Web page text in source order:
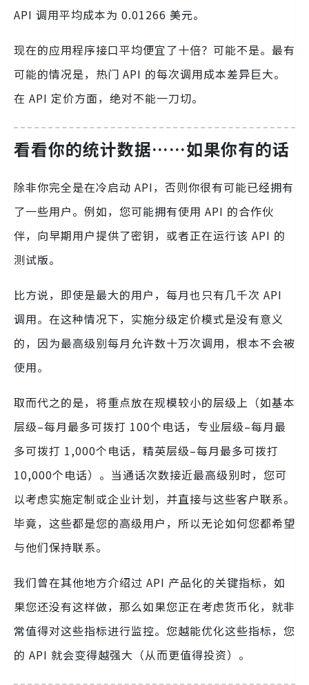
API 调用平均成本为 0.01266 美元。
现在的应用程序接口平均便宜了十倍？可能不是。最有
可能的情况是，热门 API 的每次调用成本差异巨大。
在 API 定价方面，绝对不能一刀切。
看看你的统计数据……如果你有的话
除非你完全是在冷启动 API，否则你很有可能已经拥有
了一些用户。例如，您可能拥有使用 API 的合作伙
伴，向早期用户提供了密钥，或者正在运行该 API 的
测试版。
比方说，即使是最大的用户，每月也只有几千次 API
调用。在这种情况下，实施分级定价模式是没有意义
的，因为最高级别每月允许数十万次调用，根本不会被
使用。
取而代之的是，将重点放在规模较小的层级上（如基本
层级–每月最多可拨打 100个电话，专业层级–每月最
多可拨打 1,000个电话，精英层级–每月最多可拨打
10,000个电话）。当通话次数接近最高级别时，您可
以考虑实施定制或企业计划，并直接与这些客户联系。
毕竟，这些都是您的高级用户，所以无论如何您都希望
与他们保持联系。
我们曾在其他地方介绍过 API 产品化的关键指标，如
果您还没有这样做，那么如果您正在考虑货币化，就非
常值得对这些指标进行监控。您越能优化这些指标，您
的 API 就会变得越强大（从而更值得投资）。